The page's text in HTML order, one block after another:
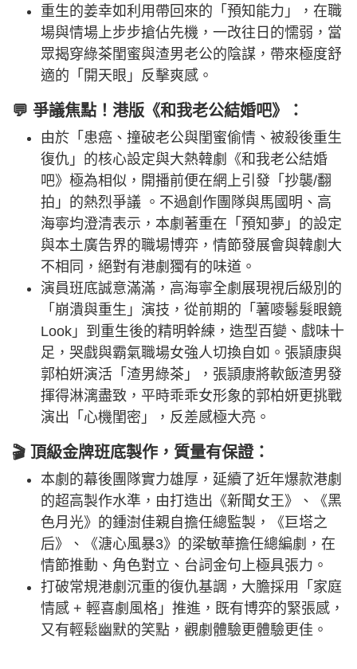
重生的姜幸如利用帶回來的「預知能力」，在職
場與情場上步步搶佔先機，一改往日的懦弱，當
眾揭穿綠茶閨蜜與渣男老公的陰謀，帶來極度舒
適的「開天眼」反擊爽感。
💬 爭議焦點！港版《和我老公結婚吧》：
由於「患癌、撞破老公與閨蜜偷情、被殺後重生
復仇」的核心設定與大熱韓劇《和我老公結婚
吧》極為相似，開播前便在網上引發「抄襲/翻
拍」的熱烈爭議 。不過創作團隊與馬國明、高
海寧均澄清表示，本劇著重在「預知夢」的設定
與本土廣告界的職場博弈，情節發展會與韓劇大
不相同，絕對有港劇獨有的味道。
演員班底誠意滿滿，高海寧全劇展現視后級別的
「崩潰與重生」演技，從前期的「薯嘜鬈髮眼鏡
Look」到重生後的精明幹練，造型百變、戲味十
足，哭戲與霸氣職場女強人切換自如。張頴康與
郭柏妍演活「渣男綠茶」，張頴康將軟飯渣男發
揮得淋漓盡致，平時乖乖女形象的郭柏妍更挑戰
演出「心機閨密」，反差感極大亮。
🎬 頂級金牌班底製作，質量有保證：
本劇的幕後團隊實力雄厚，延續了近年爆款港劇
的超高製作水準，由打造出《新聞女王》、《黑
色月光》的鍾澍佳親自擔任總監製，《巨塔之
后》、《溏心風暴3》的梁敏華擔任總編劇，在
情節推動、角色對立、台詞金句上極具張力。
打破常規港劇沉重的復仇基調，大膽採用「家庭
情感 + 輕喜劇風格」推進，既有博弈的緊張感，
又有輕鬆幽默的笑點，觀劇體驗更體驗更佳。